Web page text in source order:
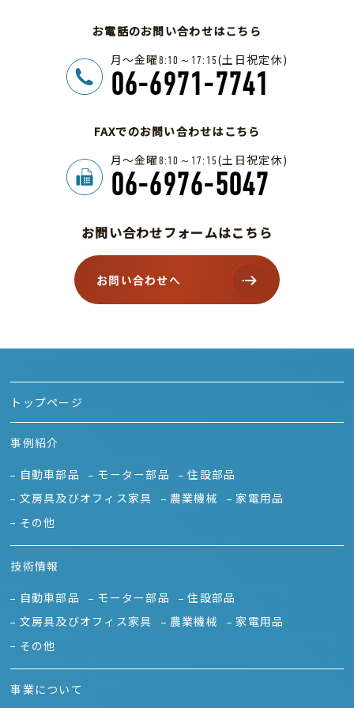
お電話のお問い合わせはこちら
月～金曜8:10～17:15(土日祝定休)
06-6971-7741
FAXでのお問い合わせはこちら
月～金曜8:10～17:15(土日祝定休)
06-6976-5047
お問い合わせフォームはこちら
お問い合わせへ
トップページ
事例紹介
自動車部品 モーター部品
住設部品
文房具及びオフィス家具
農業機械
家電用品
その他
技術情報
自動車部品 モーター部品
住設部品
文房具及びオフィス家具
農業機械
家電用品
その他
事業について